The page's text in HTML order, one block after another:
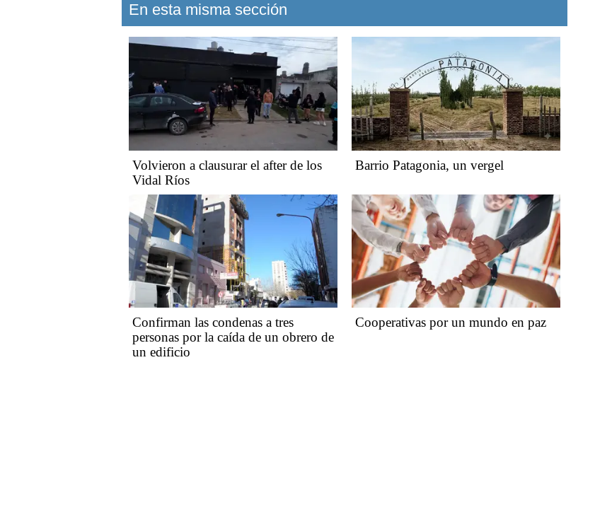
En esta misma sección
Volvieron a clausurar el after de los
Vidal Ríos
Barrio Patagonia, un vergel
Confirman las condenas a tres
personas por la caída de un obrero de
un edificio
Cooperativas por un mundo en paz